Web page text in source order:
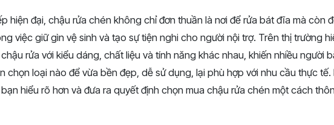
hiện đại, chậu rửa chén không chỉ đơn thuần là nơi để rửa bát đĩa mà còn
việc giữ gìn vệ sinh và tạo sự tiện nghi cho người nội trợ. Trên thị trường
rửa với kiểu dáng, chất liệu và tính năng khác nhau, khiến nhiều người
chọn loại nào để vừa bền đẹp, dễ sử dụng, lại phù hợp với nhu cầu thực tế.
hiểu rõ hơn và đưa ra quyết định chọn mua chậu rửa chén một cách